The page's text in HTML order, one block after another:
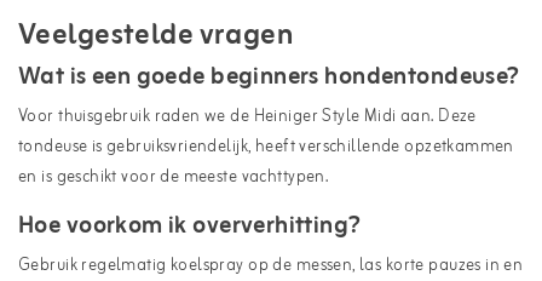
Veelgestelde vragen
Wat is een goede beginners hondentondeuse?
Voor thuisgebruik raden we de Heiniger Style Midi aan. Deze
tondeuse is gebruiksvriendelijk, heeft verschillende opzetkammen
en is geschikt voor de meeste vachttypen.
Hoe voorkom ik oververhitting?
Gebruik regelmatig koelspray op de messen, las korte pauzes in en